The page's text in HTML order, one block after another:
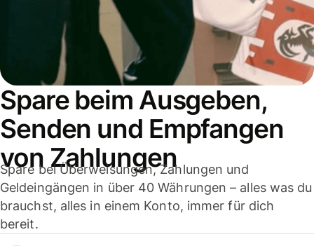
Spare beim Ausgeben,
Senden und Empfangen
von Zahlungen
Spare bei Überweisungen, Zahlungen und
Geldeingängen in über 40 Währungen – alles was du
brauchst, alles in einem Konto, immer für dich
bereit.